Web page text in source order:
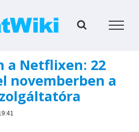
a Netflixen: 22
novemberben a